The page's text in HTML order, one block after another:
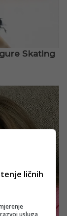
ličnih
usluga